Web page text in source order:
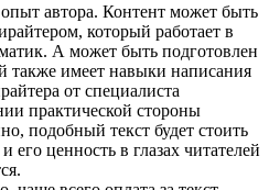
автора. Контент может быть
который работает в
А может быть подготовлен
также имеет навыки написания
от специалиста
практической стороны
подобный текст будет стоить
его ценность в глазах читателей